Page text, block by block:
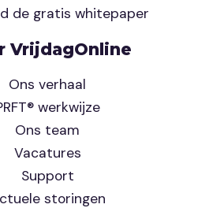
de gratis whitepaper
VrijdagOnline
Ons verhaal
werkwijze
Ons team
Vacatures
Support
storingen